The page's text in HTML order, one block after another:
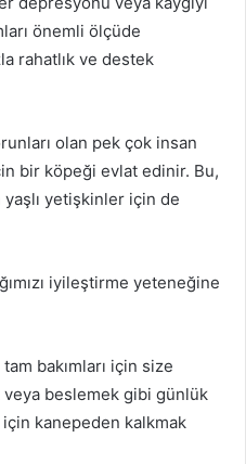
önemli ölçüde
rahatlık ve destek
olan pek çok insan
bir köpeği evlat edinir. Bu,
yetişkinler için de
iyileştirme yeteneğine
bakımları için size
veya beslemek gibi günlük
için kanepeden kalkmak